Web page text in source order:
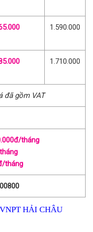
1.590.000
1.710.000
đã gồm VAT
tháng
tháng
HẢI CHÂU